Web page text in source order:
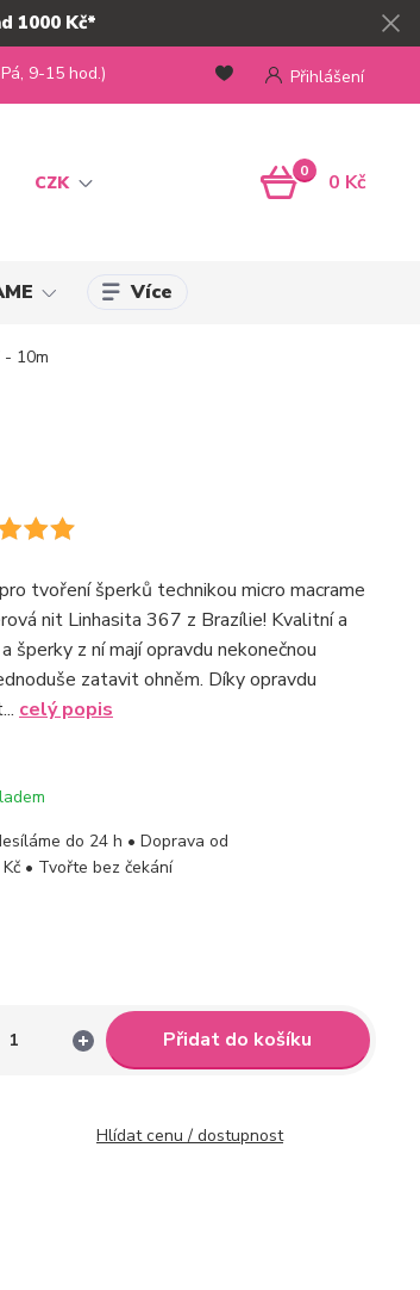
1000 Kč*
CZK
Přihlášení
9-15 hod.)
0 0 Kč
Více
10m
tvoření šperků technikou micro macrame
nit Linhasita 367 z Brazílie! Kvalitní a
šperky z ní mají opravdu nekonečnou
zatavit ohněm. Díky opravdu
celý popis
do 24 h • Doprava od
• Tvořte bez čekání
Přidat do košíku
Hlídat cenu / dostupnost